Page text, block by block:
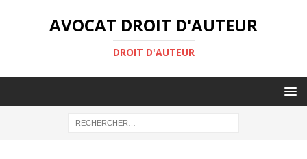
AVOCAT DROIT D'AUTEUR
DROIT D'AUTEUR